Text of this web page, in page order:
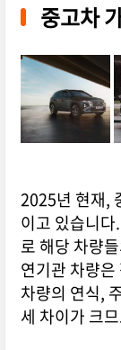
중고차
2025년 현재,
이고 있습니다.
로 해당 차량
연기관 차량
차량의 연식,
세 차이가 크